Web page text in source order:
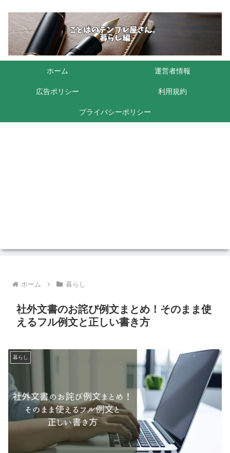
ホーム 運営者情報
広告ポリシー 利用規約
プライバシーポリシー
ホーム 暮らし
社外文書のお詫び例文まとめ！そのまま使
えるフル例文と正しい書き方
暮らし